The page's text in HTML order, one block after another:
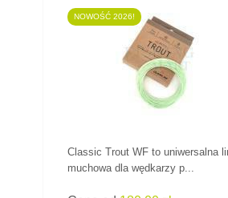
NOWOŚĆ 2026!
ZOBACZ PRODUKT
Classic Trout WF to uniwersalna
muchowa dla wędkarzy p...